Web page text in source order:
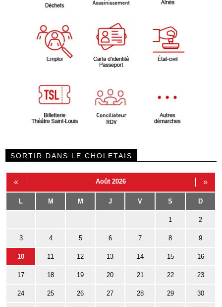
SORTIR DANS LE CHOLETAIS
« Août 2026 »
L M M J V S D
1 2
3 4 5 6 7 8 9
10 11 12 13 14 15 16
17 18 19 20 21 22 23
24 25 26 27 28 29 30